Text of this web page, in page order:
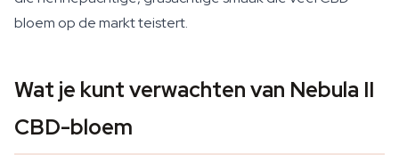
bloem op de markt teistert.
Wat je kunt verwachten van Nebula II
CBD-bloem